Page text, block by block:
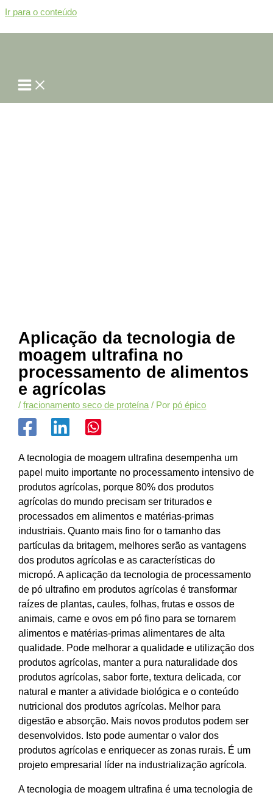
Ir para o conteúdo
Aplicação da tecnologia de
moagem ultrafina no
processamento de alimentos
e agrícolas
/fracionamento seco de proteína / Por pó épico
A tecnologia de moagem ultrafina desempenha um
papel muito importante no processamento intensivo de
produtos agrícolas, porque 80% dos produtos
agrícolas do mundo precisam ser triturados e
processados em alimentos e matérias-primas
industriais. Quanto mais fino for o tamanho das
partículas da britagem, melhores serão as vantagens
dos produtos agrícolas e as características do
micropó. A aplicação da tecnologia de processamento
de pó ultrafino em produtos agrícolas é transformar
raízes de plantas, caules, folhas, frutas e ossos de
animais, carne e ovos em pó fino para se tornarem
alimentos e matérias-primas alimentares de alta
qualidade. Pode melhorar a qualidade e utilização dos
produtos agrícolas, manter a pura naturalidade dos
produtos agrícolas, sabor forte, textura delicada, cor
natural e manter a atividade biológica e o conteúdo
nutricional dos produtos agrícolas. Melhor para
digestão e absorção. Mais novos produtos podem ser
desenvolvidos. Isto pode aumentar o valor dos
produtos agrícolas e enriquecer as zonas rurais. É um
projeto empresarial líder na industrialização agrícola.
A tecnologia de moagem ultrafina é uma tecnologia de